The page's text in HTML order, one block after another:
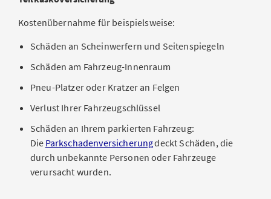
Kostenübernahme für beispielsweise:
Schäden an Scheinwerfern und Seitenspiegeln
Schäden am Fahrzeug-Innenraum
Pneu-Platzer oder Kratzer an Felgen
Verlust Ihrer Fahrzeugschlüssel
Schäden an Ihrem parkierten Fahrzeug:
Die Parkschadenversicherungdeckt Schäden, die
durch unbekannte Personen oder Fahrzeuge
verursacht wurden.